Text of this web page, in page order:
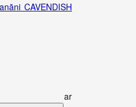
CAVENDISH
ar